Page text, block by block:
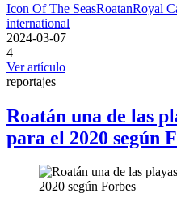
Icon Of The SeasRoatanRoyal
international
2024-03-07
4
Ver artículo
reportajes
Roatán una de las
para el 2020 según